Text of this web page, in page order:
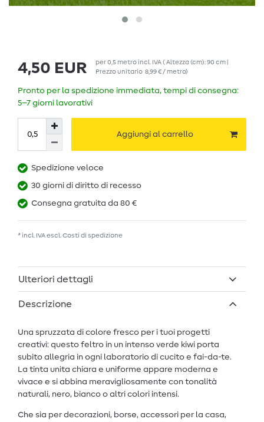
4,50 EUR per0,5 metro incl. IVA( Altezza (cm): 90 cm |
Prezzo unitario 8,99 € / metro)
Pronto per la spedizione immediata, tempi di consegna:
5–7 giorni lavorativi
Aggiungi al carrello
Spedizione veloce
30 giorni di diritto di recesso
Consegna gratuita da 80 €
* incl. IVA escl.Costi di spedizione
Ulteriori dettagli
Descrizione
Una spruzzata di colore fresco per i tuoi progetti
creativi: questo feltro in un intenso verde kiwi porta
subito allegria in ogni laboratorio di cucito e fai-da-te.
La tinta unita chiara e uniforme appare moderna e
vivace e si abbina meravigliosamente con tonalità
naturali, nero, bianco o altri colori intensi.
Che sia per decorazioni, borse, accessori per la casa,